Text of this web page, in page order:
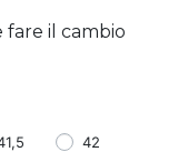
il cambio
42